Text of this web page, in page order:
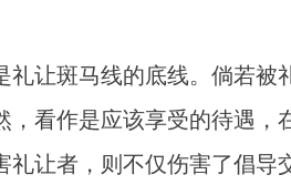
斑马线的底线。倘若被
，看作是应该享受的待遇
礼让者，则不仅伤害了倡